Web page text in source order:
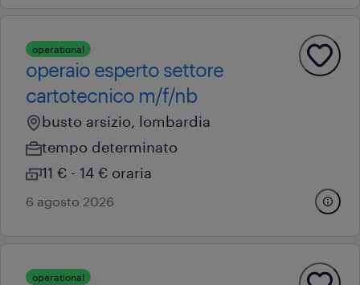
operational
operaio esperto settore
cartotecnico m/f/nb
busto arsizio, lombardia
tempo determinato
11 € - 14 € oraria
6 agosto 2026
operational